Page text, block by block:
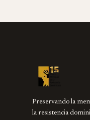
Preservando la
la resistencia